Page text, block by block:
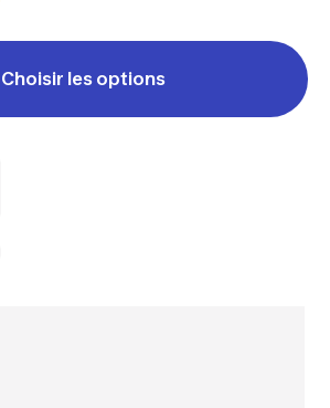
Choisir les options